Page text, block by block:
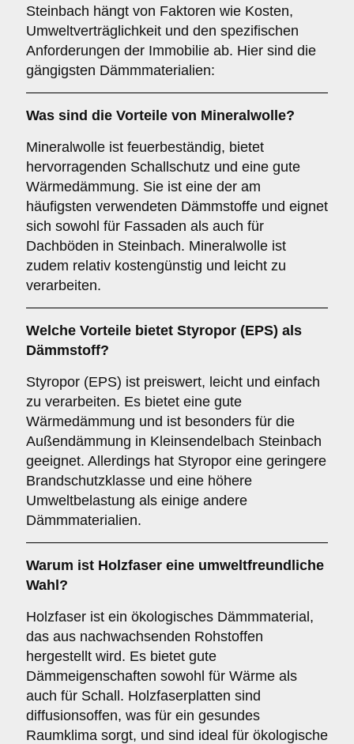
Steinbach hängt von Faktoren wie Kosten,
Umweltverträglichkeit und den spezifischen
Anforderungen der Immobilie ab. Hier sind die
gängigsten Dämmmaterialien:
Was sind die Vorteile von Mineralwolle?
Mineralwolle ist feuerbeständig, bietet
hervorragenden Schallschutz und eine gute
Wärmedämmung. Sie ist eine der am
häufigsten verwendeten Dämmstoffe und eignet
sich sowohl für Fassaden als auch für
Dachböden in Steinbach. Mineralwolle ist
zudem relativ kostengünstig und leicht zu
verarbeiten.
Welche Vorteile bietet Styropor (EPS) als
Dämmstoff?
Styropor (EPS) ist preiswert, leicht und einfach
zu verarbeiten. Es bietet eine gute
Wärmedämmung und ist besonders für die
Außendämmung in Kleinsendelbach Steinbach
geeignet. Allerdings hat Styropor eine geringere
Brandschutzklasse und eine höhere
Umweltbelastung als einige andere
Dämmmaterialien.
Warum ist Holzfaser eine umweltfreundliche
Wahl?
Holzfaser ist ein ökologisches Dämmmaterial,
das aus nachwachsenden Rohstoffen
hergestellt wird. Es bietet gute
Dämmeigenschaften sowohl für Wärme als
auch für Schall. Holzfaserplatten sind
diffusionsoffen, was für ein gesundes
Raumklima sorgt, und sind ideal für ökologische